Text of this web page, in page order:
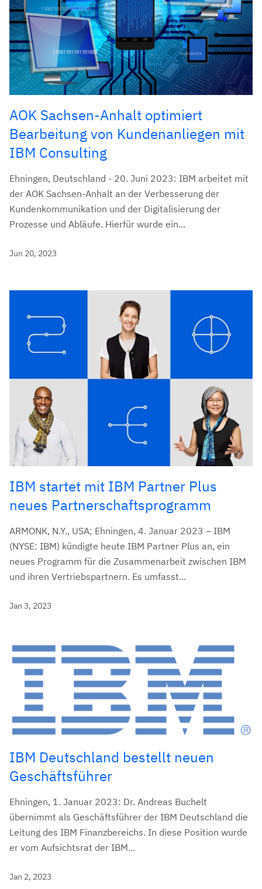
AOK Sachsen-Anhalt optimiert
Bearbeitung von Kundenanliegen mit
IBM Consulting
Ehningen, Deutschland - 20. Juni 2023: IBM arbeitet mit
der AOK Sachsen-Anhalt an der Verbesserung der
Kundenkommunikation und der Digitalisierung der
Prozesse und Abläufe. Hierfür wurde ein...
Jun 20, 2023
IBM startet mit IBM Partner Plus
neues Partnerschaftsprogramm
ARMONK, N.Y., USA; Ehningen, 4. Januar 2023 – IBM
(NYSE: IBM) kündigte heute IBM Partner Plus an, ein
neues Programm für die Zusammenarbeit zwischen IBM
und ihren Vertriebspartnern. Es umfasst...
Jan 3, 2023
IBM Deutschland bestellt neuen
Geschäftsführer
Ehningen, 1. Januar 2023: Dr. Andreas Buchelt
übernimmt als Geschäftsführer der IBM Deutschland die
Leitung des IBM Finanzbereichs. In diese Position wurde
er vom Aufsichtsrat der IBM...
Jan 2, 2023